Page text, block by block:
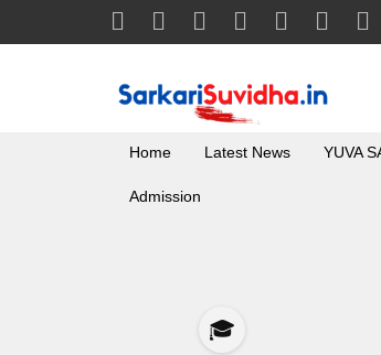
Home Latest News YUVA
Admission
🎓